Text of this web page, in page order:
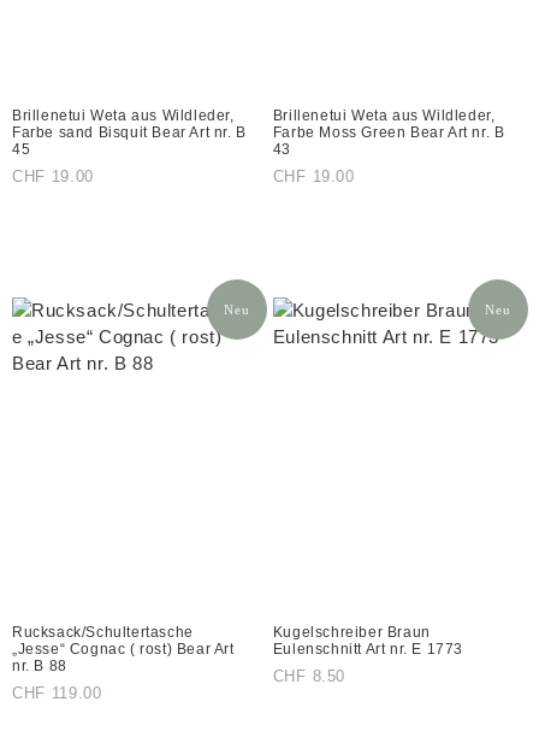
Brillenetui Weta aus Wildleder,
Farbe sand Bisquit Bear Art nr. B
45
CHF 19.00
Brillenetui Weta aus Wildleder,
Farbe Moss Green Bear Art nr. B
43
CHF 19.00
Neu
Rucksack/Schultertasche
„Jesse“ Cognac ( rost) Bear Art
nr. B 88
CHF 119.00
Neu
Kugelschreiber Braun
Eulenschnitt Art nr. E 1773
CHF 8.50